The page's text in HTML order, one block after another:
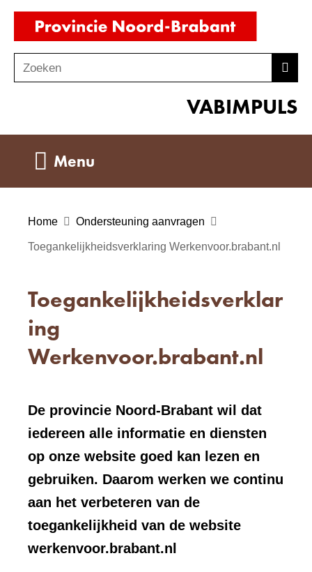
Ga
de
inhoud
o
Zoeken
VABIMPULS
Menu
Home Ondersteuning aanvragen
Toegankelijkheidsverklaring Werkenvoor.brabant.nl
Toegankelijkheidsverklar
ing
Werkenvoor.brabant.nl
De provincie Noord-Brabant wil dat
iedereen alle informatie en diensten
op onze website goed kan lezen en
gebruiken. Daarom werken we continu
aan het verbeteren van de
toegankelijkheid van de website
werkenvoor.brabant.nl